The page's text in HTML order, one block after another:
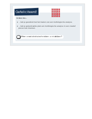
In deze les...
...heb je geoefend met het maken van een morfologische analyse.
...heb je geleerd welke plek een morfologische analyse in een creatief
proces kan innemen.
Gefeliciteerd!
Meer creativiteitstechnieken ontdekken?